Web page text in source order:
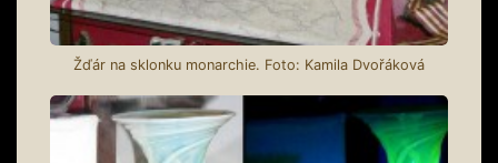
Žďár na sklonku monarchie. Foto: Kamila Dvořáková